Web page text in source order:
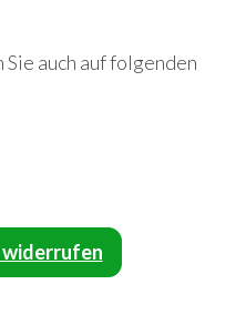
auch auf folgenden